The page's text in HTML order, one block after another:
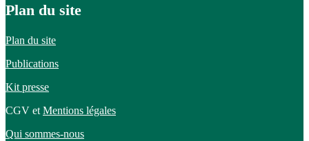
Plan du site
Plan du site
Publications
Kit presse
CGV et Mentions légales
Qui sommes-nous